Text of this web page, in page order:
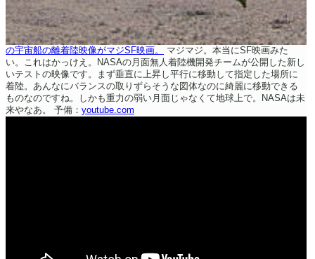
の宇宙船の離着陸映像がマジSF映画。
マジマジ。本当にSF映画みた
い。これはかっけえ。NASAの月面無人着陸機開発チームが公開した新し
いテストの映像です。まず垂直に上昇し平行に移動して指定した場所に
着陸。あんなにバランスの取りずらそうな図体なのに綺麗に移動できる
ものなのですね。しかも重力の弱い月面じゃなくて地球上で。NASAは未
来やなあ。
予備： youtube.com